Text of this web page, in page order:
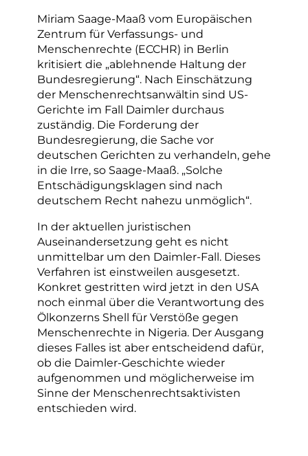
Miriam Saage-Maaß vom Europäischen
Zentrum für Verfassungs- und
Menschenrechte (ECCHR) in Berlin
kritisiert die „ablehnende Haltung der
Bundesregierung“. Nach Einschätzung
der Menschenrechtsanwältin sind US-
Gerichte im Fall Daimler durchaus
zuständig. Die Forderung der
Bundesregierung, die Sache vor
deutschen Gerichten zu verhandeln, gehe
in die Irre, so Saage-Maaß. „Solche
Entschädigungsklagen sind nach
deutschem Recht nahezu unmöglich“.
In der aktuellen juristischen
Auseinandersetzung geht es nicht
unmittelbar um den Daimler-Fall. Dieses
Verfahren ist einstweilen ausgesetzt.
Konkret gestritten wird jetzt in den USA
noch einmal über die Verantwortung des
Ölkonzerns Shell für Verstöße gegen
Menschenrechte in Nigeria. Der Ausgang
dieses Falles ist aber entscheidend dafür,
ob die Daimler-Geschichte wieder
aufgenommen und möglicherweise im
Sinne der Menschenrechtsaktivisten
entschieden wird.